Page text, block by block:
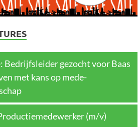
Bedrijfsleider gezocht voor Baas
met kans op mede-
(m/v)